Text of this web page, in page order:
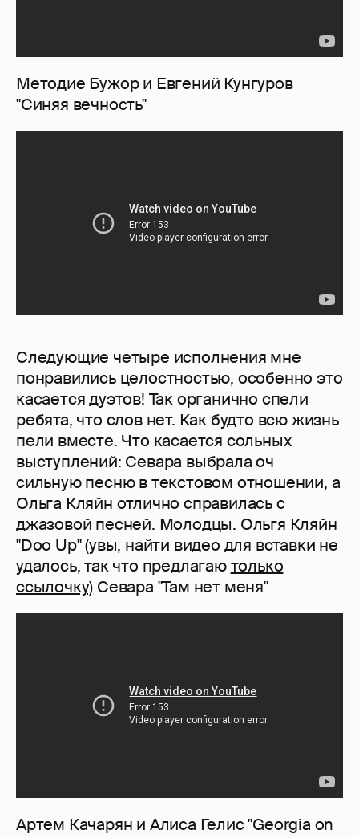
Методие Бужор и Евгений Кунгуров
"Синяя вечность"
Следующие четыре исполнения мне
понравились целостностью, особенно это
касается дуэтов! Так органично спели
ребята, что слов нет. Как будто всю жизнь
пели вместе. Что касается сольных
выступлений: Севара выбрала оч
сильную песню в текстовом отношении, а
Ольга Кляйн отлично справилась с
джазовой песней. Молодцы. Ольгя Кляйн
"Doo Up" (увы, найти видео для вставки не
удалось, так что предлагаютолько
ссылочку) Севара "Там нет меня"
Артем Качарян и Алиса Гелис "Georgia on